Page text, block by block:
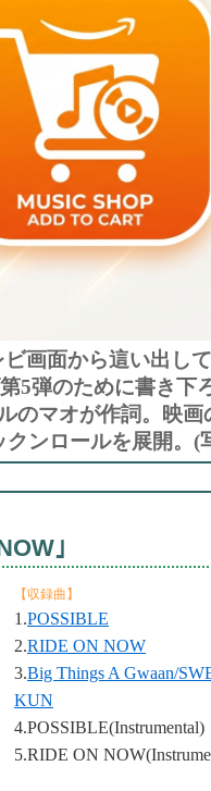
画面から這い出し
5弾のために書き下
のマオが作詞。映
ンロールを展開。(
｣
【収録曲】
1.POSSIBLE
2.RIDE ON NOW
3.Big Things A Gwaan/
KUN
4.POSSIBLE(Instrumental)
5.RIDE ON